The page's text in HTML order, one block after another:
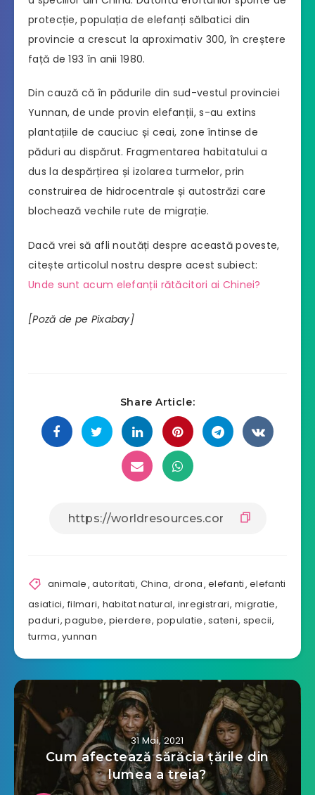
protecție, populația de elefanți sălbatici din
provincie a crescut la aproximativ 300, în creștere
față de 193 în anii 1980.
Din cauză că în pădurile din sud-vestul provinciei
Yunnan, de unde provin elefanții, s-au extins
plantațiile de cauciuc și ceai, zone întinse de
păduri au dispărut. Fragmentarea habitatului a
dus la despărțirea și izolarea turmelor, prin
construirea de hidrocentrale și autostrăzi care
blochează vechile rute de migrație.
Dacă vrei să afli noutăți despre această poveste,
citește articolul nostru despre acest subiect:
Unde sunt acum elefanții rătăcitori ai Chinei?
[Poză de pe Pixabay]
Share Article:
animale,autoritati, China,drona,elefanti,elefanti
asiatici,filmari, habitat natural, inregistrari,migratie,
paduri,pagube, pierdere, populatie,sateni, specii,
turma,yunnan
31 Mai, 2021
Cum afectează sărăcia țările din
lumea a treia?